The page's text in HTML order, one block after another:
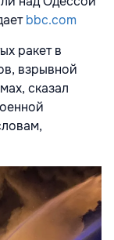
bbc.com
ракет в
взрывной
сказал